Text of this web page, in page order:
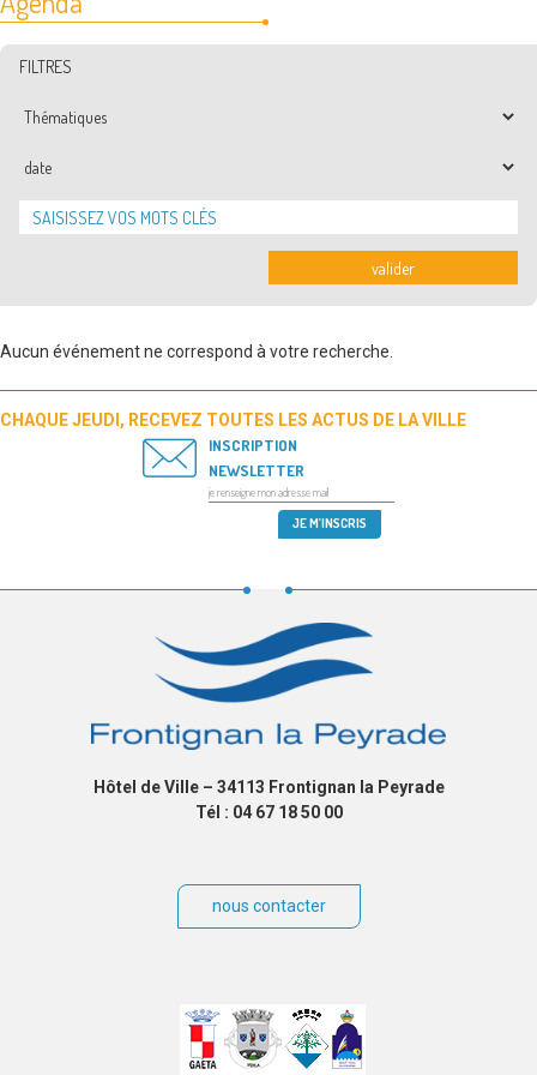
FILTRES
Thématiques
Date
valider
Aucun événement ne correspond à votre recherche.
CHAQUE JEUDI, RECEVEZ TOUTES LES ACTUS DE LA VILLE
INSCRIPTION
NEWSLETTER
Hôtel de Ville – 34113 Frontignan la Peyrade
Tél : 04 67 18 50 00
nous contacter